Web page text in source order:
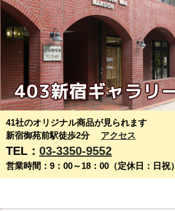
41社のオリジナル商品が見られます
新宿御苑前駅徒歩2分 アクセス
TEL： 03-3350-9552
営業時間：9：00～18：00（定休日：日祝）